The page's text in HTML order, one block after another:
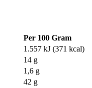
Per 100 Gram
1.557 kJ (371 kcal)
14 g
1,6 g
42 g